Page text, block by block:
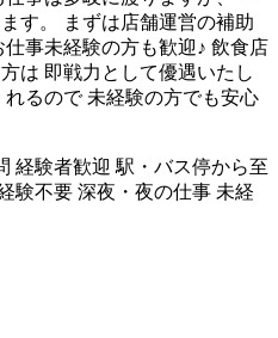
す。 まずは店舗運営の補助
事未経験の方も歓迎♪ 飲食店
は 即戦力として優遇いたし
るので 未経験の方でも安心
経験者歓迎 駅・バス停から至
験不要 深夜・夜の仕事 未経